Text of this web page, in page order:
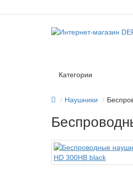
Категории
Наушники